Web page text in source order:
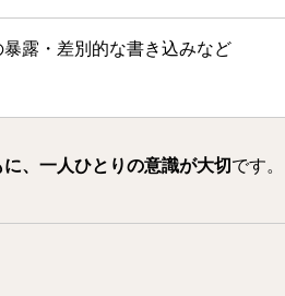
露・差別的な書き込みなど
、一人ひとりの意識が大切です。